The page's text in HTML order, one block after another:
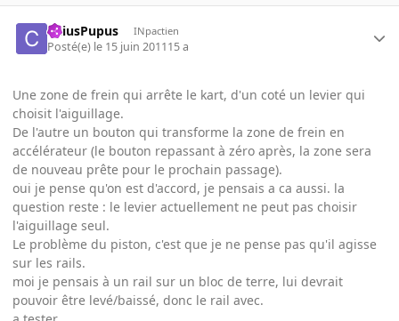
CaiusPupus INpactien
Posté(e) le 15 juin 201115 a
Une zone de frein qui arrête le kart, d'un coté un levier qui
choisit l'aiguillage.
De l'autre un bouton qui transforme la zone de frein en
accélérateur (le bouton repassant à zéro après, la zone sera
de nouveau prête pour le prochain passage).
oui je pense qu'on est d'accord, je pensais a ca aussi. la
question reste : le levier actuellement ne peut pas choisir
l'aiguillage seul.
Le problème du piston, c'est que je ne pense pas qu'il agisse
sur les rails.
moi je pensais à un rail sur un bloc de terre, lui devrait
pouvoir être levé/baissé, donc le rail avec.